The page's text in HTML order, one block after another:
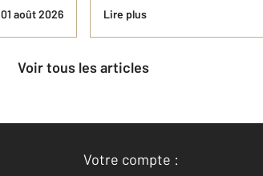
01 août 2026 Lire plus
Voir tous les articles
Votre compte :